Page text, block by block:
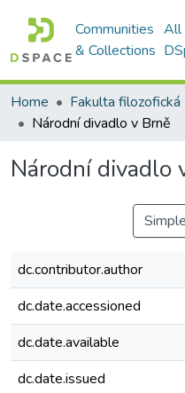
Communities
& Collections
All
Home Fakulta filozofická
Národní divadlo v Brně
Národní divadlo
dc.contributor.author
dc.date.accessioned
dc.date.available
dc.date.issued